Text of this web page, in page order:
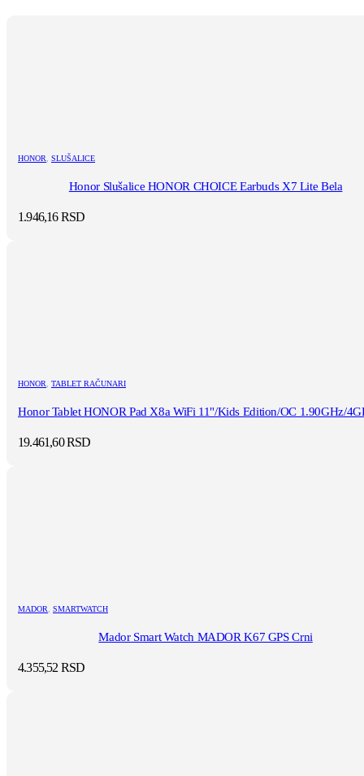
HONOR SLUŠALICE
Honor Slušalice HONOR CHOICE Earbuds X7 Lite Bela
1.946,16RSD
HONOR TABLET RAČUNARI
Honor Tablet HONOR Pad X8a WiFi 11"/Kids Edition/OC 1.90GHz/
19.461,60RSD
MADOR SMARTWATCH
Mador Smart Watch MADOR K67 GPS Crni
4.355,52 RSD